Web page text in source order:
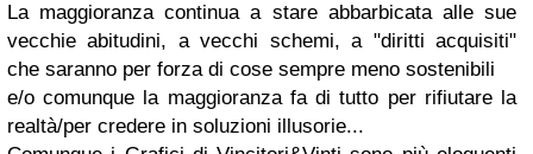
La maggioranza continua a stare abbarbicata alle sue
vecchie abitudini, a vecchi schemi, a "diritti acquisiti"
che saranno per forza di cose sempre meno sostenibili
e/o comunque la maggioranza fa di tutto per rifiutare la
realtà/per credere in soluzioni illusorie...